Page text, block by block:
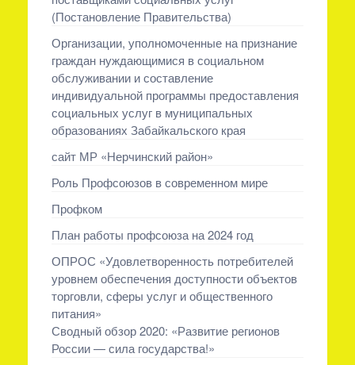
(Постановление Правительства)
Организации, уполномоченные на признание
граждан нуждающимися в социальном
обслуживании и составление
индивидуальной программы предоставления
социальных услуг в муниципальных
образованиях Забайкальского края
сайт МР «Нерчинский район»
Роль Профсоюзов в современном мире
Профком
План работы профсоюза на 2024 год
ОПРОС «Удовлетворенность потребителей
уровнем обеспечения доступности объектов
торговли, сферы услуг и общественного
питания»
Сводный обзор 2020: «Развитие регионов
России — сила государства!»